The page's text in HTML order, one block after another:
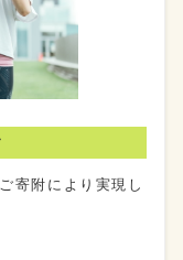
寄附により実現し